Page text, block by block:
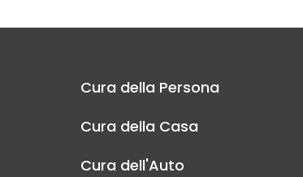
Cura della Persona
Cura della Casa
Cura dell'Auto